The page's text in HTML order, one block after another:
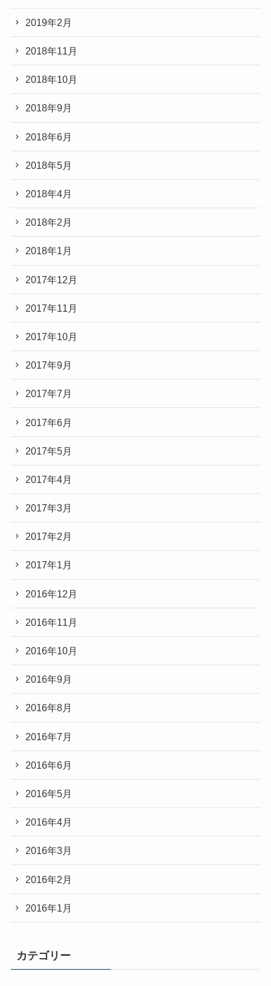
2019年2月
2018年11月
2018年10月
2018年9月
2018年6月
2018年5月
2018年4月
2018年2月
2018年1月
2017年12月
2017年11月
2017年10月
2017年9月
2017年7月
2017年6月
2017年5月
2017年4月
2017年3月
2017年2月
2017年1月
2016年12月
2016年11月
2016年10月
2016年9月
2016年8月
2016年7月
2016年6月
2016年5月
2016年4月
2016年3月
2016年2月
2016年1月
カテゴリー